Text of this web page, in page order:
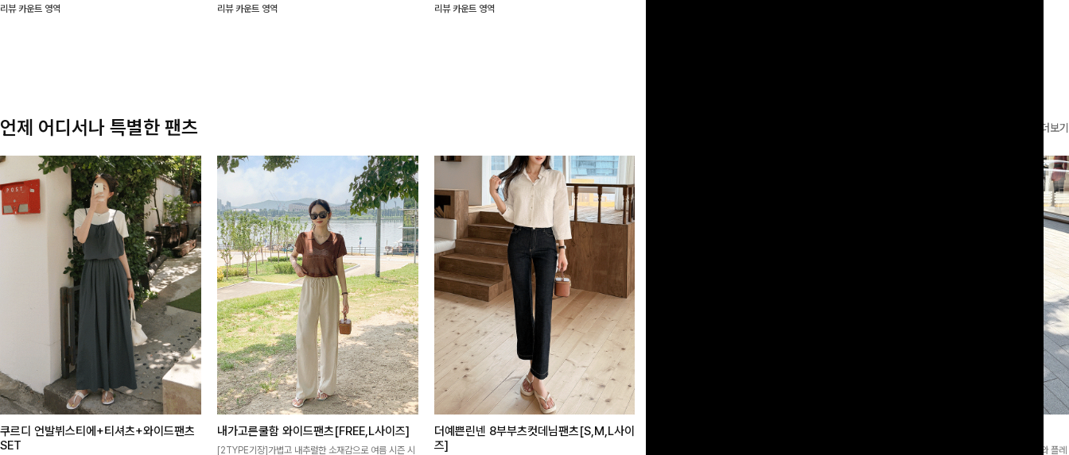
리뷰 카운트 영역 리뷰 카운트 영역 리뷰 카운트 영역
언제 어디서나 특별한 팬츠 더보기
쿠르디 언발뷔스티에+티셔츠+와이드팬츠
SET
내가고른쿨함 와이드팬츠[FREE,L사이즈]
[2TYPE기장]가볍고 내추럴한 소재감으로 여름 시즌 시
더예쁜린넨 8부부츠컷데님팬츠[S,M,L사이
즈]
[데일리부터 여행룩까지]감각적인 레터링 티셔츠와 플레